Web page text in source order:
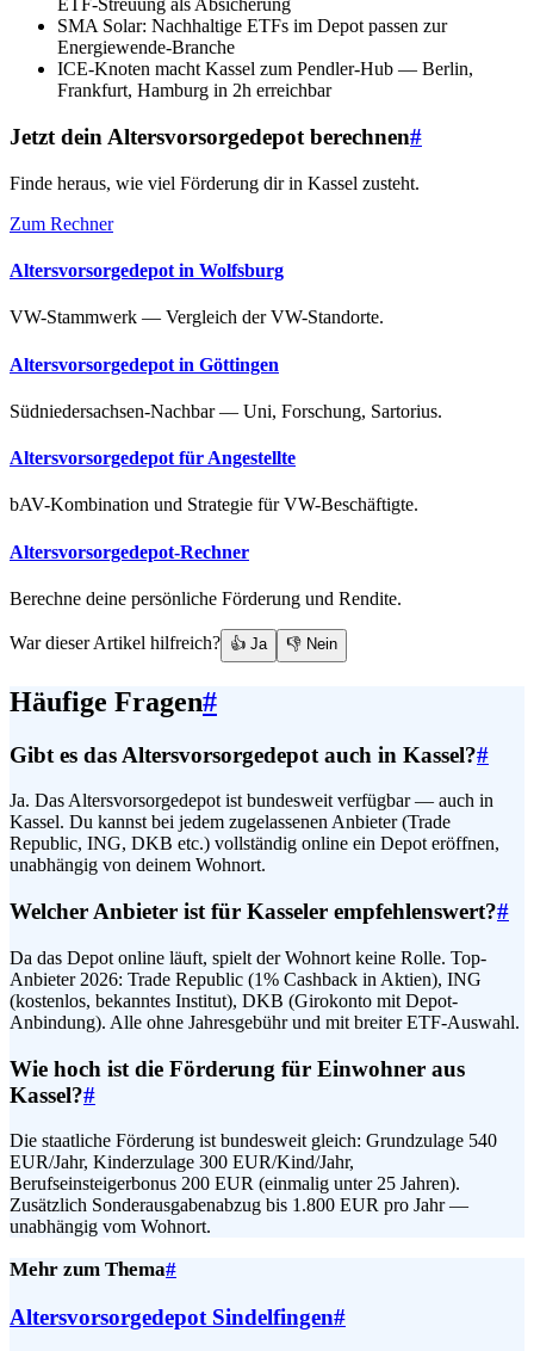
ETF-Streuung als Absicherung
SMA Solar: Nachhaltige ETFs im Depot passen zur
Energiewende-Branche
ICE-Knoten macht Kassel zum Pendler-Hub — Berlin,
Frankfurt, Hamburg in 2h erreichbar
Jetzt dein Altersvorsorgedepot berechnen#
Finde heraus, wie viel Förderung dir in Kassel zusteht.
Zum Rechner
Altersvorsorgedepot in Wolfsburg
VW-Stammwerk — Vergleich der VW-Standorte.
Altersvorsorgedepot in Göttingen
Südniedersachsen-Nachbar — Uni, Forschung, Sartorius.
Altersvorsorgedepot für Angestellte
bAV-Kombination und Strategie für VW-Beschäftigte.
Altersvorsorgedepot-Rechner
Berechne deine persönliche Förderung und Rendite.
War dieser Artikel hilfreich? 👍 Ja 👎 Nein
Häufige Fragen#
Gibt es das Altersvorsorgedepot auch in Kassel?#
Ja. Das Altersvorsorgedepot ist bundesweit verfügbar — auch in
Kassel. Du kannst bei jedem zugelassenen Anbieter (Trade
Republic, ING, DKB etc.) vollständig online ein Depot eröffnen,
unabhängig von deinem Wohnort.
Welcher Anbieter ist für Kasseler empfehlenswert?#
Da das Depot online läuft, spielt der Wohnort keine Rolle. Top-
Anbieter 2026: Trade Republic (1% Cashback in Aktien), ING
(kostenlos, bekanntes Institut), DKB (Girokonto mit Depot-
Anbindung). Alle ohne Jahresgebühr und mit breiter ETF-Auswahl.
Wie hoch ist die Förderung für Einwohner aus
Kassel?#
Die staatliche Förderung ist bundesweit gleich: Grundzulage 540
EUR/Jahr, Kinderzulage 300 EUR/Kind/Jahr,
Berufseinsteigerbonus 200 EUR (einmalig unter 25 Jahren).
Zusätzlich Sonderausgabenabzug bis 1.800 EUR pro Jahr —
unabhängig vom Wohnort.
Mehr zum Thema#
Altersvorsorgedepot Sindelfingen#